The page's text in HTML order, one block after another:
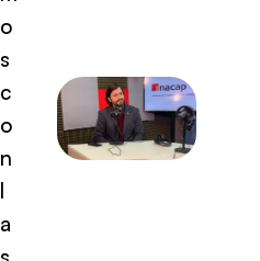
o
s
c
o
n
l
a